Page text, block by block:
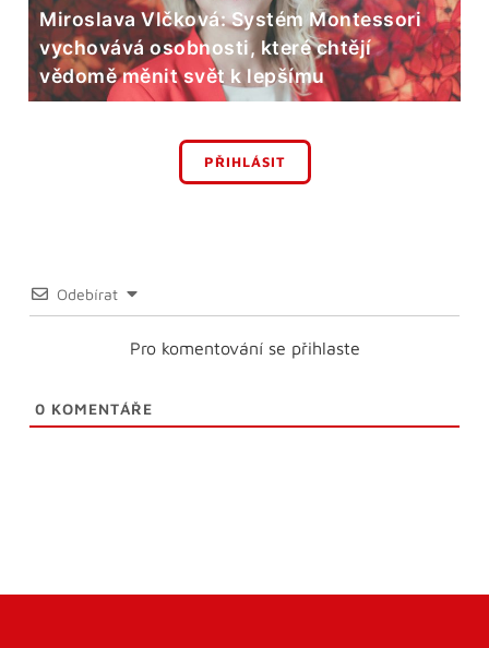
Miroslava Vlčková: Systém Montessori
vychovává osobnosti, které chtějí
vědomě měnit svět k lepšímu
PŘIHLÁSIT
Odebírat
Pro komentování se přihlaste
0 KOMENTÁŘE